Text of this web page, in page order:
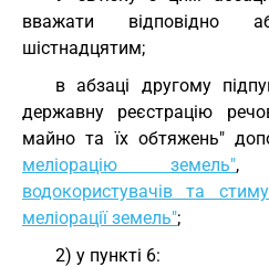
вважати відповідно
шістнадцятим;
в абзаці другому
державну реєстрацію
майно та їх обтяжень"
меліорацію земель"
водокористувачів та
меліорації земель";
2) у пункті 6: